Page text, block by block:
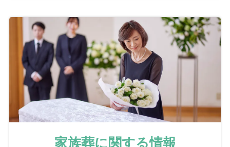
家族葬に関する情報